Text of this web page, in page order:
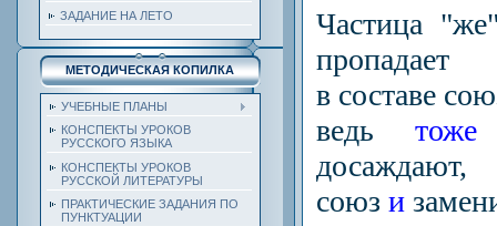
ЗАДАНИЕ НА ЛЕТО
МЕТОДИЧЕСКАЯ КОПИЛКА
УЧЕБНЫЕ ПЛАНЫ
КОНСПЕКТЫ УРОКОВ
РУССКОГО ЯЗЫКА
КОНСПЕКТЫ УРОКОВ
РУССКОЙ ЛИТЕРАТУРЫ
ПРАКТИЧЕСКИЕ ЗАДАНИЯ ПО
ПУНКТУАЦИИ
Частица
пропадает
в составе
ведь тоже
досаждают,
союз и